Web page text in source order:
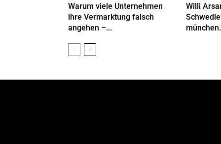
Warum viele Unternehmen
ihre Vermarktung falsch
angehen –...
Willi